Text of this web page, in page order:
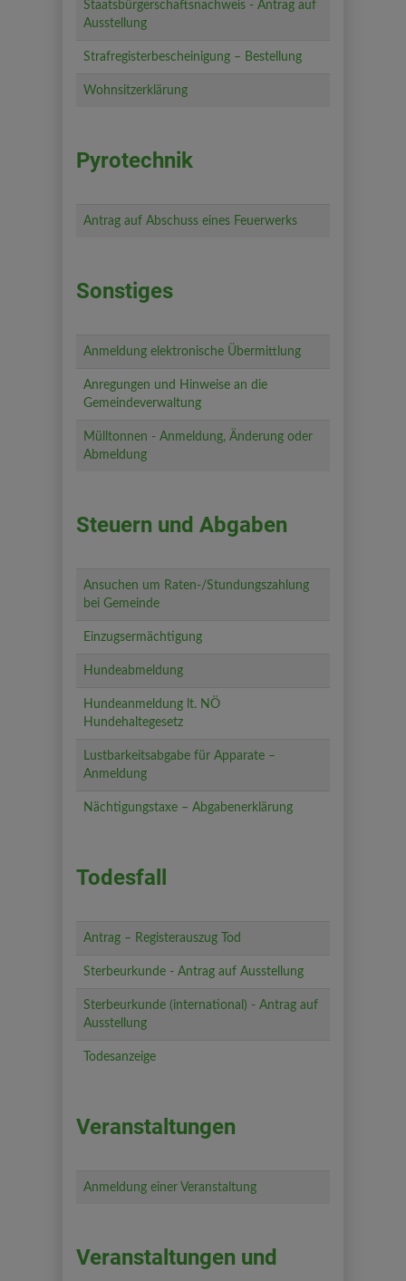
Staatsbürgerschaftsnachweis - Antrag auf
Ausstellung
Strafregisterbescheinigung – Bestellung
Wohnsitzerklärung
Pyrotechnik
Antrag auf Abschuss eines Feuerwerks
Sonstiges
Anmeldung elektronische Übermittlung
Anregungen und Hinweise an die
Gemeindeverwaltung
Mülltonnen - Anmeldung, Änderung oder
Abmeldung
Steuern und Abgaben
Ansuchen um Raten-/Stundungszahlung
bei Gemeinde
Einzugsermächtigung
Hundeabmeldung
Hundeanmeldung lt. NÖ
Hundehaltegesetz
Lustbarkeitsabgabe für Apparate –
Anmeldung
Nächtigungstaxe – Abgabenerklärung
Todesfall
Antrag – Registerauszug Tod
Sterbeurkunde - Antrag auf Ausstellung
Sterbeurkunde (international) - Antrag auf
Ausstellung
Todesanzeige
Veranstaltungen
Anmeldung einer Veranstaltung
Veranstaltungen und